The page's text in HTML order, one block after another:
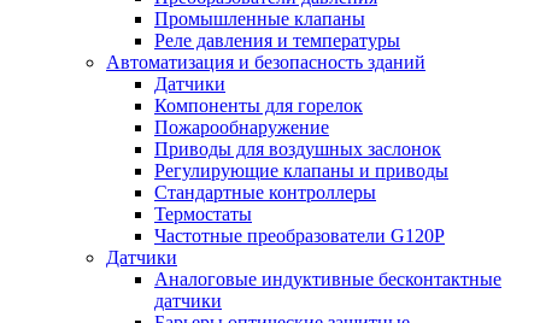
Промышленные клапаны
Реле давления и температуры
Автоматизация и безопасность зданий
Датчики
Компоненты для горелок
Пожарообнаружение
Приводы для воздушных заслонок
Регулирующие клапаны и приводы
Стандартные контроллеры
Термостаты
Частотные преобразователи G120P
Датчики
Аналоговые индуктивные бесконтактные
датчики